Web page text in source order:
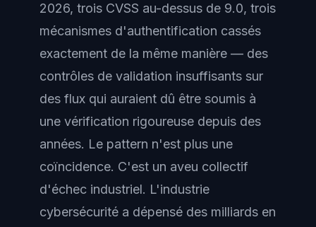
2026, trois CVSS au-dessus de 9.0, trois
mécanismes d'authentification cassés
exactement de la même manière — des
contrôles de validation insuffisants sur
des flux qui auraient dû être soumis à
une vérification rigoureuse depuis des
années. Le pattern n'est plus une
coïncidence. C'est un aveu collectif
d'échec industriel. L'industrie
cybersécurité a dépensé des milliards en